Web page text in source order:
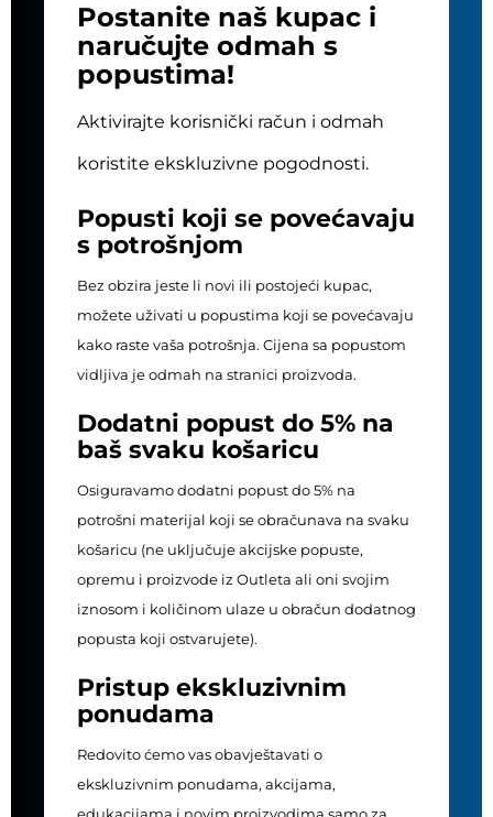
Postanite naš kupac i
naručujte odmah s
popustima!
Aktivirajte korisnički račun i odmah
koristite ekskluzivne pogodnosti.
Popusti koji se povećavaju
s potrošnjom
Bez obzira jeste li novi ili postojeći kupac,
možete uživati u popustima koji se povećavaju
kako raste vaša potrošnja. Cijena sa popustom
vidljiva je odmah na stranici proizvoda.
Dodatni popust do 5% na
baš svaku košaricu
Osiguravamo dodatni popust do 5% na
potrošni materijal koji se obračunava na svaku
košaricu (ne uključuje akcijske popuste,
opremu i proizvode iz Outleta ali oni svojim
iznosom i količinom ulaze u obračun dodatnog
popusta koji ostvarujete).
Pristup ekskluzivnim
ponudama
Redovito ćemo vas obavještavati o
ekskluzivnim ponudama, akcijama,